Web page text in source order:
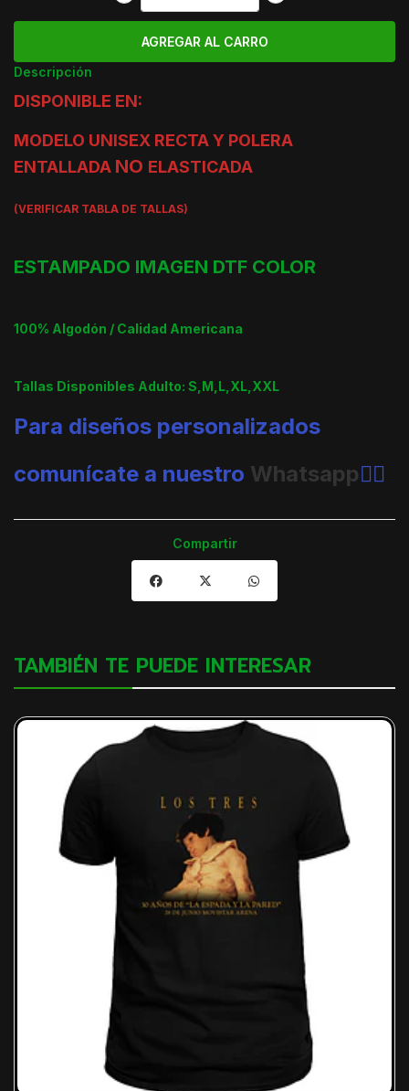
Descripción
DISPONIBLE EN:
MODELO UNISEX RECTA Y POLERA
ENTALLADA NO ELASTICADA
(VERIFICAR TABLA DE TALLAS)
ESTAMPADO IMAGEN DTF COLOR
100% Algodón / Calidad Americana
Tallas Disponibles Adulto: S,M,L,XL,XXL
Para diseños personalizados
comunícate a nuestro Whatsapp👈🏼
Compartir
TAMBIÉN TE PUEDE INTERESAR